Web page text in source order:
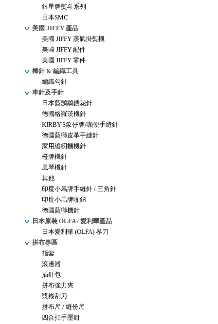
銀星牌熨斗系列
日本SMC
美國 JIFFY 產品
美國 JIFFY 蒸氣掛熨機
美國 JIFFY 配件
美國 JIFFY 零件
棒針 & 編織工具
編織勾針
車針及手針
日本藍鸚鵡銹花針
德國格羅茨機針
KIRBY'S象仔牌/咖便手縫針
德國藍獅皮革手縫針
家用縫紉機機針
橙牌機針
風琴機針
其他
印度小馬牌手縫針 / 三角針
印度小馬牌啪鈕
德國藍獅機針
日本原裝 OLFA / 愛利華產品
日本愛利華 (OLFA) 界刀
拼布專區
指套
滾邊器
插針包
拼布強力夾
漿糊刮刀
拼布尺 / 縫份尺
四合扣手壓鉗